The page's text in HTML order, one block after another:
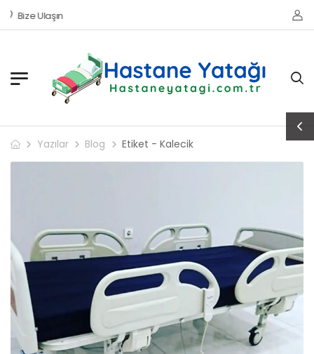
Bize Ulaşın
Yazılar Blog Etiket - Kalecik